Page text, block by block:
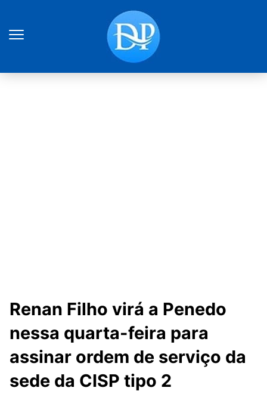
Renan Filho virá a Penedo
nessa quarta-feira para
assinar ordem de serviço da
sede da CISP tipo 2